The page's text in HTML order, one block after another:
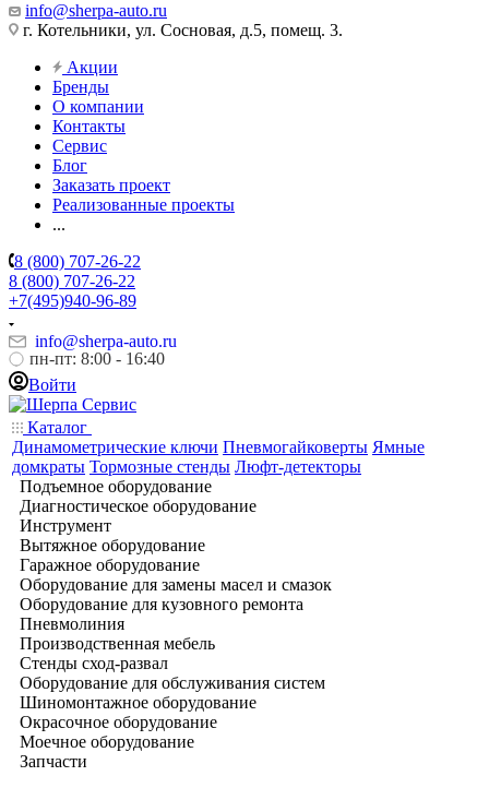
info@sherpa-auto.ru
г. Котельники, ул. Сосновая, д.5, помещ. 3.
Акции
Бренды
О компании
Контакты
Сервис
Блог
Заказать проект
Реализованные проекты
...
8 (800) 707-26-22
8 (800) 707-26-22
+7(495)940-96-89
info@sherpa-auto.ru
пн-пт: 8:00 - 16:40
Войти
Каталог
Динамометрические ключи Пневмогайковерты Ямные
домкраты Тормозные стенды Люфт-детекторы
Подъемное оборудование
Диагностическое оборудование
Инструмент
Вытяжное оборудование
Гаражное оборудование
Оборудование для замены масел и смазок
Оборудование для кузовного ремонта
Пневмолиния
Производственная мебель
Стенды сход-развал
Оборудование для обслуживания систем
Шиномонтажное оборудование
Окрасочное оборудование
Моечное оборудование
Запчасти